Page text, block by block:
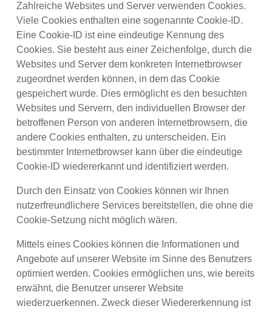
Zahlreiche Websites und Server verwenden Cookies.
Viele Cookies enthalten eine sogenannte Cookie-ID.
Eine Cookie-ID ist eine eindeutige Kennung des
Cookies. Sie besteht aus einer Zeichenfolge, durch die
Websites und Server dem konkreten Internetbrowser
zugeordnet werden können, in dem das Cookie
gespeichert wurde. Dies ermöglicht es den besuchten
Websites und Servern, den individuellen Browser der
betroffenen Person von anderen Internetbrowsern, die
andere Cookies enthalten, zu unterscheiden. Ein
bestimmter Internetbrowser kann über die eindeutige
Cookie-ID wiedererkannt und identifiziert werden.
Durch den Einsatz von Cookies können wir Ihnen
nutzerfreundlichere Services bereitstellen, die ohne die
Cookie-Setzung nicht möglich wären.
Mittels eines Cookies können die Informationen und
Angebote auf unserer Website im Sinne des Benutzers
optimiert werden. Cookies ermöglichen uns, wie bereits
erwähnt, die Benutzer unserer Website
wiederzuerkennen. Zweck dieser Wiedererkennung ist